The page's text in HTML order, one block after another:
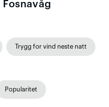
Trygg for vind neste natt
Popularitet